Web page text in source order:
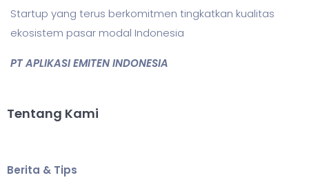
Startup yang terus berkomitmen tingkatkan kualitas
ekosistem pasar modal Indonesia
PT APLIKASI EMITEN INDONESIA
Tentang Kami
Berita & Tips